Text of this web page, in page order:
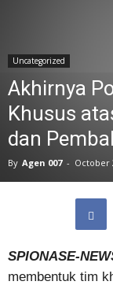
Uncategorized
Akhirnya
Khusus
dan
By Agen 007 - October
SPIONASE-
membentuk tim